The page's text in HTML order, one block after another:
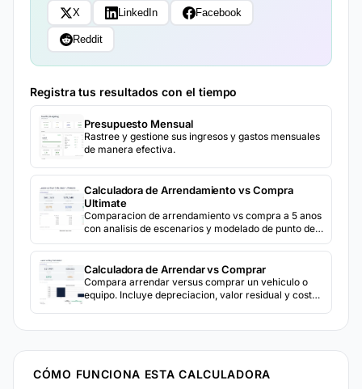
X LinkedIn Facebook
Reddit
Registra tus resultados con el tiempo
Presupuesto Mensual
Rastree y gestione sus ingresos y gastos mensuales
de manera efectiva.
Calculadora de Arrendamiento vs Compra
Ultimate
Comparacion de arrendamiento vs compra a 5 anos
con analisis de escenarios y modelado de punto de
equilibrio para explorar como diferentes supuestos
cambian el resultado.
Calculadora de Arrendar vs Comprar
Compara arrendar versus comprar un vehiculo o
equipo. Incluye depreciacion, valor residual y costo
CÓMO FUNCIONA ESTA CALCULADORA